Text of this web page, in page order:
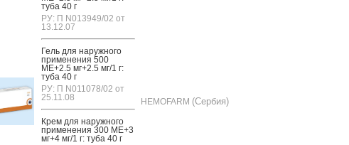
ту­ба 40 г
РУ: П N013949/02 от
13.12.07
Гель для на­руж­но­го
при­мене­ния 500
МЕ+2.5 мг+2.5 мг/1 г:
ту­ба 40 г
РУ: П N011078/02 от
25.11.08
Крем для на­руж­но­го
при­мене­ния 300 МЕ+3
мг+4 мг/1 г: ту­ба 40 г
HEMOFARM (Сербия)